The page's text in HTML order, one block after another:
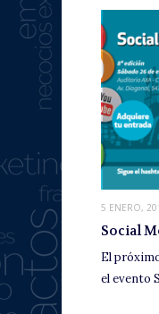
5 ENERO,
Social
El
el evento